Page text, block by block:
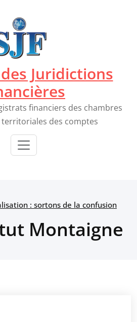
Juridictions
financiers des chambres
des comptes
: sortons de la confusion
Montaigne